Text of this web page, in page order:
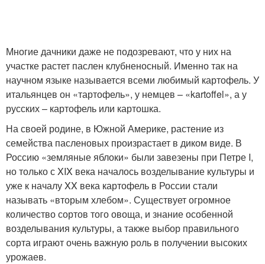
Многие дачники даже не подозревают, что у них на
участке растет паслен клубненосный. Именно так на
научном языке называется всеми любимый картофель. У
итальянцев он «тартофель», у немцев – «kartoffel», а у
русских – картофель или картошка.
На своей родине, в Южной Америке, растение из
семейства пасленовых произрастает в диком виде. В
Россию «земляные яблоки» были завезены при Петре I,
но только с XIX века началось возделывание культуры и
уже к началу XX века картофель в России стали
называть «вторым хлебом». Существует огромное
количество сортов того овоща, и знание особенной
возделывания культуры, а также выбор правильного
сорта играют очень важную роль в получении высоких
урожаев.